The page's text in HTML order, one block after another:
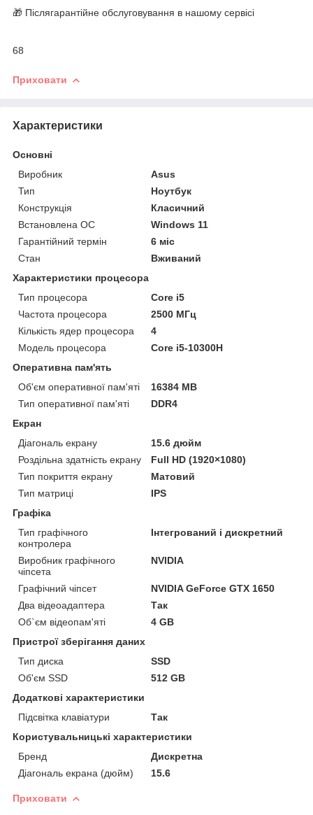
🎁 Післягарантійне обслуговування в нашому сервісі
68
Приховати
Характеристики
Основні
Виробник
Asus
Тип
Ноутбук
Конструкція
Класичний
Встановлена ОС
Windows 11
Гарантійний термін
6 міс
Стан
Вживаний
Характеристики процесора
Тип процесора
Core i5
Частота процесора
2500 МГц
Кількість ядер процесора
4
Модель процесора
Core i5-10300H
Оперативна пам'ять
Об'єм оперативної пам'яті
16384 MB
Тип оперативної пам'яті
DDR4
Екран
Діагональ екрану
15.6 дюйм
Роздільна здатність екрану
Full HD (1920×1080)
Тип покриття екрану
Матовий
Тип матриці
IPS
Графіка
Тип графічного
контролера
Інтегрований і дискретний
Виробник графічного
чіпсета
NVIDIA
Графічний чіпсет
NVIDIA GeForce GTX 1650
Два відеоадаптера
Так
Об`єм відеопам'яті
4 GB
Пристрої зберігання даних
Тип диска
SSD
Об'єм SSD
512 GB
Додаткові характеристики
Підсвітка клавіатури
Так
Користувальницькі характеристики
Бренд
Дискретна
Діагональ екрана (дюйм)
15.6
Приховати